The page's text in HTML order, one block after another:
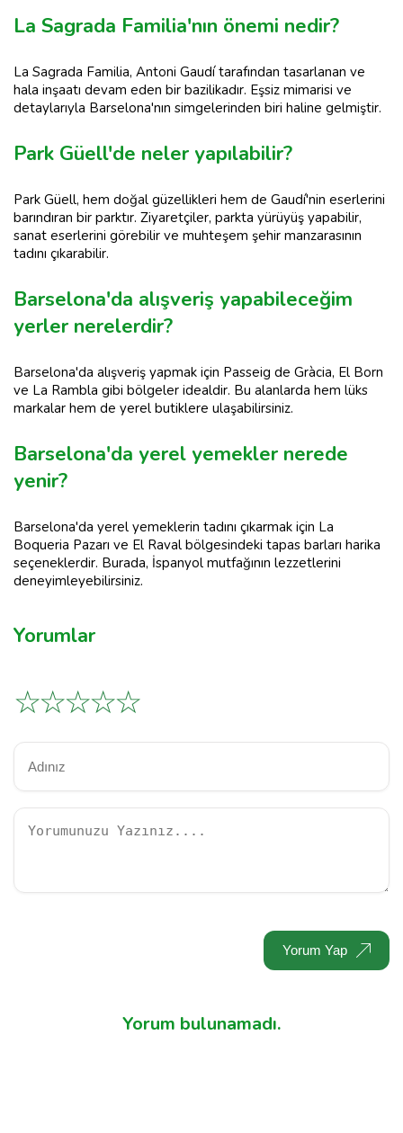
La Sagrada Familia'nın önemi nedir?
La Sagrada Familia, Antoni Gaudí tarafından tasarlanan ve
hala inşaatı devam eden bir bazilikadır. Eşsiz mimarisi ve
detaylarıyla Barselona'nın simgelerinden biri haline gelmiştir.
Park Güell'de neler yapılabilir?
Park Güell, hem doğal güzellikleri hem de Gaudí'nin eserlerini
barındıran bir parktır. Ziyaretçiler, parkta yürüyüş yapabilir,
sanat eserlerini görebilir ve muhteşem şehir manzarasının
tadını çıkarabilir.
Barselona'da alışveriş yapabileceğim
yerler nerelerdir?
Barselona'da alışveriş yapmak için Passeig de Gràcia, El Born
ve La Rambla gibi bölgeler idealdir. Bu alanlarda hem lüks
markalar hem de yerel butiklere ulaşabilirsiniz.
Barselona'da yerel yemekler nerede
yenir?
Barselona'da yerel yemeklerin tadını çıkarmak için La
Boqueria Pazarı ve El Raval bölgesindeki tapas barları harika
seçeneklerdir. Burada, İspanyol mutfağının lezzetlerini
deneyimleyebilirsiniz.
Yorumlar
☆
☆
☆
☆
☆
Yorum Yap
Yorum bulunamadı.